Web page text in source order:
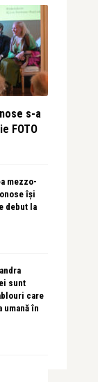
s-a
FOTO
mezzo-
își
debut la
sunt
care
în